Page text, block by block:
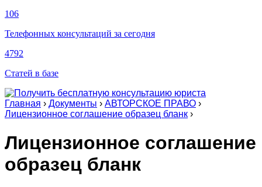
106
Телефонных консультаций за сегодня
4792
Статей в базе
Главная › Документы › АВТОРСКОЕ ПРАВО ›
Лицензионное соглашение образец бланк ›
Лицензионное соглашение
образец бланк